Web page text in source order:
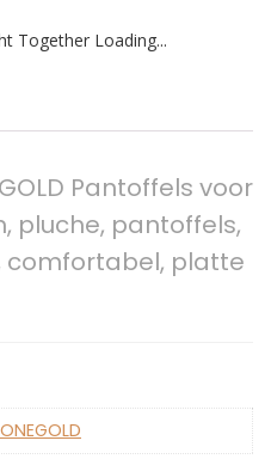
Together Loading...
Pantoffels voor
pluche, pantoffels,
comfortabel, platte